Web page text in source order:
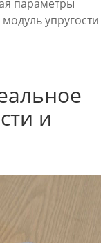
параметры
упругости
и